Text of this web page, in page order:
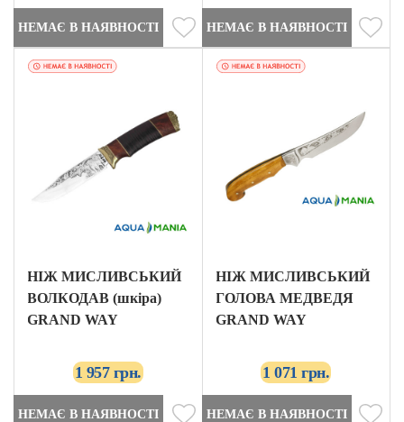
НЕМАЄ В НАЯВНОСТІ НЕМАЄ В НАЯВНОСТІ
НІЖ МИСЛИВСЬКИЙ
ВОЛКОДАВ (шкіра)
GRAND WAY
1 957 грн.
НЕМАЄ В НАЯВНОСТІ
НІЖ МИСЛИВСЬКИЙ
ГОЛОВА МЕДВЕДЯ
GRAND WAY
1 071 грн.
НЕМАЄ В НАЯВНОСТІ